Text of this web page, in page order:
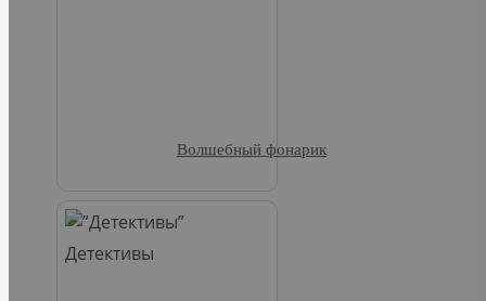
Детективы
Волшебный фонарик